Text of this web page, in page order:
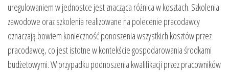
uregulowaniem w jednostce jest znacząca różnica w kosztach. Szkolenia
zawodowe oraz szkolenia realizowane na polecenie pracodawcy
oznaczają bowiem konieczność ponoszenia wszystkich kosztów przez
pracodawcę, co jest istotne w kontekście gospodarowania środkami
budżetowymi. W przypadku podnoszenia kwalifikacji przez pracowników